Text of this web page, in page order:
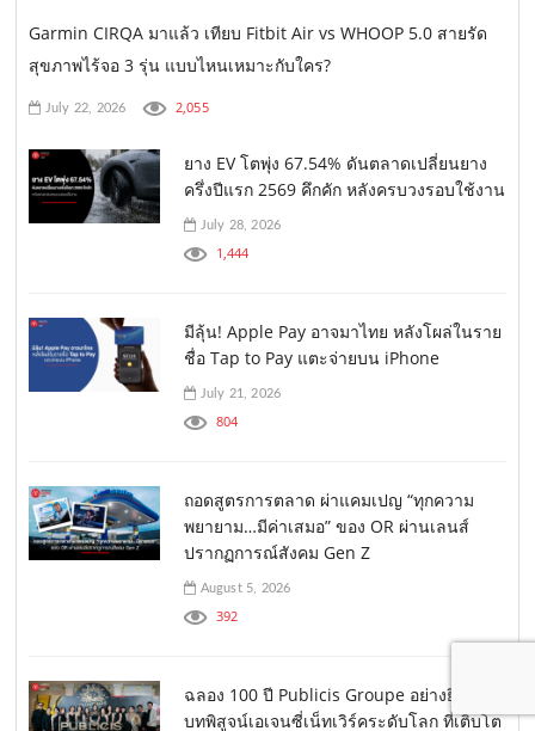
Garmin CIRQA มาแล้ว เทียบ Fitbit Air vs WHOOP 5.0 สายรัด
สุขภาพไร้จอ 3 รุ่น แบบไหนเหมาะกับใคร?
July 22, 2026 2,055
ยาง EV โตพุ่ง 67.54% ดันตลาดเปลี่ยนยาง
ครึ่งปีแรก 2569 คึกคัก หลังครบวงรอบใช้งาน
July 28, 2026
1,444
มีลุ้น! Apple Pay อาจมาไทย หลังโผล่ในราย
ชื่อ Tap to Pay แตะจ่ายบน iPhone
July 21, 2026
804
ถอดสูตรการตลาด ผ่าแคมเปญ “ทุกความ
พยายาม…มีค่าเสมอ” ของ OR ผ่านเลนส์
ปรากฏการณ์สังคม Gen Z
August 5, 2026
392
ฉลอง 100 ปี Publicis Groupe อย่างยิ่งใหญ่
บทพิสูจน์เอเจนซี่เน็ทเวิร์คระดับโลก ที่เติบโต